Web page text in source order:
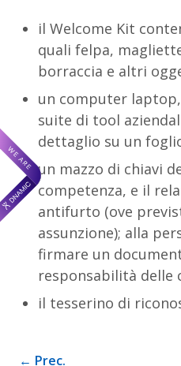
il Welcome Kit
quali felpa,
borraccia e altri
un computer
suite di tool
dettaglio su un
un mazzo di chiavi
competenza, e il
antifurto (ove
assunzione); alla
firmare un
responsabilità delle
il tesserino di
← Prec.